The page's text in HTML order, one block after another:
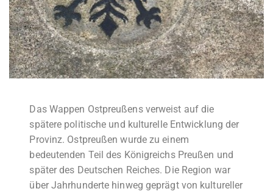
Das Wappen Ostpreußens verweist auf die
spätere politische und kulturelle Entwicklung der
Provinz. Ostpreußen wurde zu einem
bedeutenden Teil des Königreichs Preußen und
später des Deutschen Reiches. Die Region war
über Jahrhunderte hinweg geprägt von kultureller